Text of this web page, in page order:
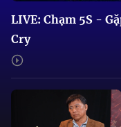
LIVE: Chạm 5S -
Cry